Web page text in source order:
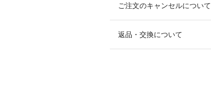
ご注文のキャンセルについて
返品・交換について